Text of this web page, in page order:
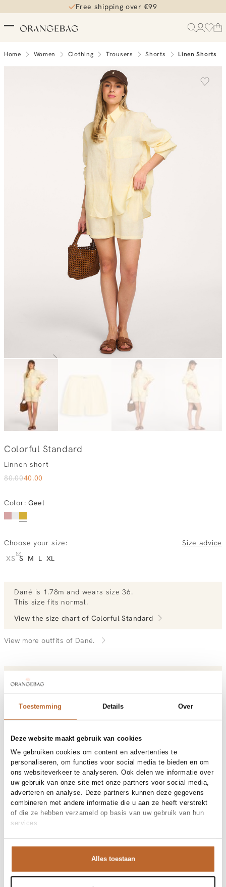
Toestemming Details Over
Deze website maakt gebruik van cookies
We gebruiken cookies om content en advertenties te
personaliseren, om functies voor social media te bieden en om
ons websiteverkeer te analyseren. Ook delen we informatie over
uw gebruik van onze site met onze partners voor social media,
adverteren en analyse. Deze partners kunnen deze gegevens
combineren met andere informatie die u aan ze heeft verstrekt
of die ze hebben verzameld op basis van uw gebruik van hun
services.
Alles toestaan
Free shipping over €99
Home Women Clothing Trousers Shorts Linen Shorts
Colorful Standard
Linnen short
80.0040.00
Color: Geel
Choose your size:
Size advice
XS S M L XL
Dané is 1.78m and wears size 36.
This size fits normal .
View the size chart of Colorful Standard
View more outfits of Dané.
Order by, morning delivered tomorrow
Materials and care
Fabric
Fabric: 100% linen
Material
Linnen
Cleaning
40°C machine wash
Size and fit
Size advice
This size fits normal
Waist height
High waist
Size model
36
Product details
Brand
Colorful Standard
Product number brand
Variantnummer
00031222
Variant name
Soft Yellow
00031222
Linnen short
Shipping and Returns
At Orangebag, you get free delivery on orders over €99. All
track your parcel. If you place your order before 9.45 pm on
weekdays, your parcel will be dispatched today!
Shop the look